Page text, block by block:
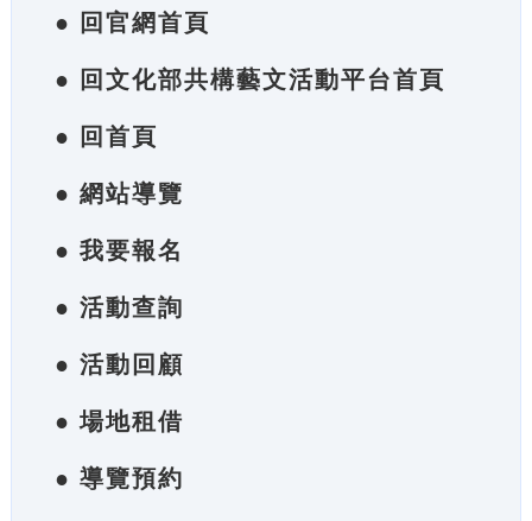
● 回官網首頁
● 回文化部共構藝文活動平台首頁
● 回首頁
● 網站導覽
● 我要報名
● 活動查詢
● 活動回顧
● 場地租借
● 導覽預約